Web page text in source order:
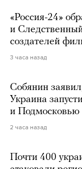
«Россия-24»
и
создателей
3 часа назад
Собянин
Украина
и Подмосковью
2 часа назад
Почти 400